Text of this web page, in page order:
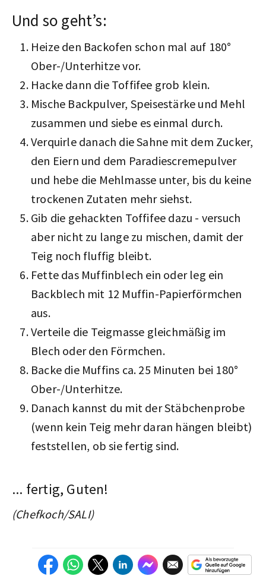
Und so geht’s:
Heize den Backofen schon mal auf 180°
Ober-/Unterhitze vor.
Hacke dann die Toffifee grob klein.
Mische Backpulver, Speisestärke und Mehl
zusammen und siebe es einmal durch.
Verquirle danach die Sahne mit dem Zucker,
den Eiern und dem Paradiescremepulver
und hebe die Mehlmasse unter, bis du keine
trockenen Zutaten mehr siehst.
Gib die gehackten Toffifee dazu - versuch
aber nicht zu lange zu mischen, damit der
Teig noch fluffig bleibt.
Fette das Muffinblech ein oder leg ein
Backblech mit 12 Muffin-Papierförmchen
aus.
Verteile die Teigmasse gleichmäßig im
Blech oder den Förmchen.
Backe die Muffins ca. 25 Minuten bei 180°
Ober-/Unterhitze.
Danach kannst du mit der Stäbchenprobe
(wenn kein Teig mehr daran hängen bleibt)
feststellen, ob sie fertig sind.
... fertig, Guten!
(Chefkoch/SALI)